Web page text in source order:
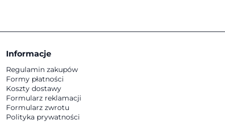
Informacje
Regulamin zakupów
Formy płatności
Koszty dostawy
Formularz reklamacji
Formularz zwrotu
Polityka prywatności